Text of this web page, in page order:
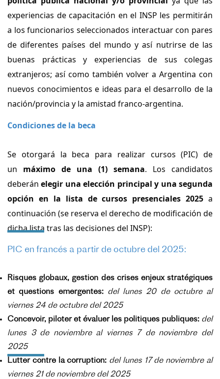
experiencias de capacitación en el INSP les permitirán
a los funcionarios seleccionados interactuar con pares
de diferentes países del mundo y así nutrirse de las
buenas prácticas y experiencias de sus colegas
extranjeros; así como también volver a Argentina con
nuevos conocimientos e ideas para el desarrollo de la
nación/provincia y la amistad franco-argentina.
Condiciones de la beca
Se otorgará la beca para realizar cursos (PIC) de
un máximo de una (1) semana. Los candidatos
deberánelegir una elección principal y una segunda
opción en la lista de cursos presenciales 2025 a
continuación (se reserva el derecho de modificación de
dicha lista tras las decisiones del INSP):
PIC en francés a partir de octubre del 2025:
Risques globaux, gestion des crises enjeux stratégiques
et questions emergentes: del lunes 20 de octubre al
viernes 24 de octubre del 2025
Concevoir, piloter et évaluer les politiques publiques: del
lunes 3 de noviembre al viernes 7 de noviembre del
2025
Lutter contre la corruption: del lunes 17 de noviembre al
viernes 21 de noviembre del 2025